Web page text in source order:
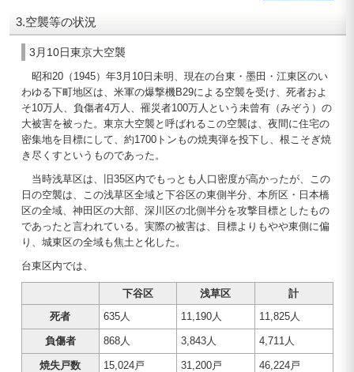
3.空襲等の状況
3月10日東京大空襲
昭和20（1945）年3月10日未明、現在の台東・墨田・江東区のい
わゆる下町地区は、米軍の爆撃機B29による空襲を受け、死者およ
そ10万人、負傷者4万人、罹災者100万人という未曾有（みぞう）の
大被害を被った。東京大空襲と呼ばれるこの空襲は、夜間に住宅の
密集地を目標にして、約1700トンもの焼夷弾を投下し、根こそぎ焼
き尽くすというものであった。
当時浅草区は、旧35区内でもっとも人口密度が高かったが、この
日の空襲は、この浅草区全域と下谷区の東側半分、本所区・日本橋
区の全域、神田区の大部、深川区の北側半分を攻撃目標としたもの
であったと言われている。実際の被害は、目標よりもやや東側に偏
り、城東区の全域も焦土と化した。
台東区内では、
下谷区 浅草区
計
死者
635人 11,190人 11,825人
負傷者 868人 3,843人 4,711人
焼失戸数 15,024戸 31,200戸 46,224戸